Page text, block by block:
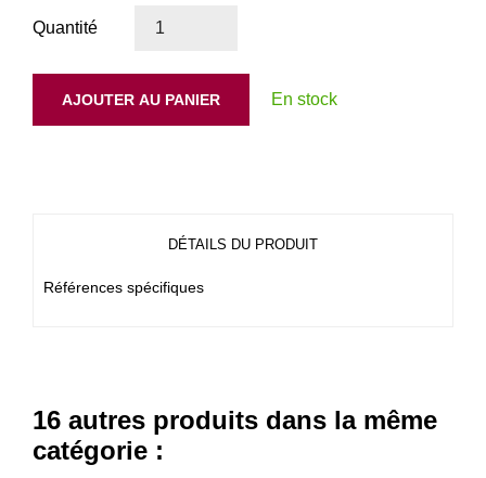
Quantité
AJOUTER AU PANIER En stock
DÉTAILS DU PRODUIT
Références spécifiques
16 autres produits dans la même
catégorie :